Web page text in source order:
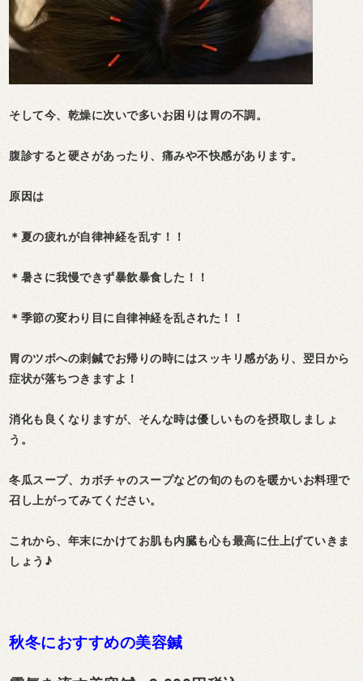
そして今、乾燥に次いで多いお困りは胃の不調。
腹診すると硬さがあったり、痛みや不快感があります。
原因は
＊夏の疲れが自律神経を乱す！！
＊暑さに我慢できず暴飲暴食した！！
＊季節の変わり目に自律神経を乱された！！
胃のツボへの刺鍼でお帰りの時にはスッキリ感があり、翌日から
症状が落ちつきますよ！
消化も良くなりますが、そんな時は優しいものを摂取しましょ
う。
冬瓜スープ、カボチャのスープなどの旬のものを暖かいお料理で
召し上がってみてください。
これから、年末にかけてお肌も内臓も心も最高に仕上げていきま
しょう♪
秋冬におすすめの美容鍼